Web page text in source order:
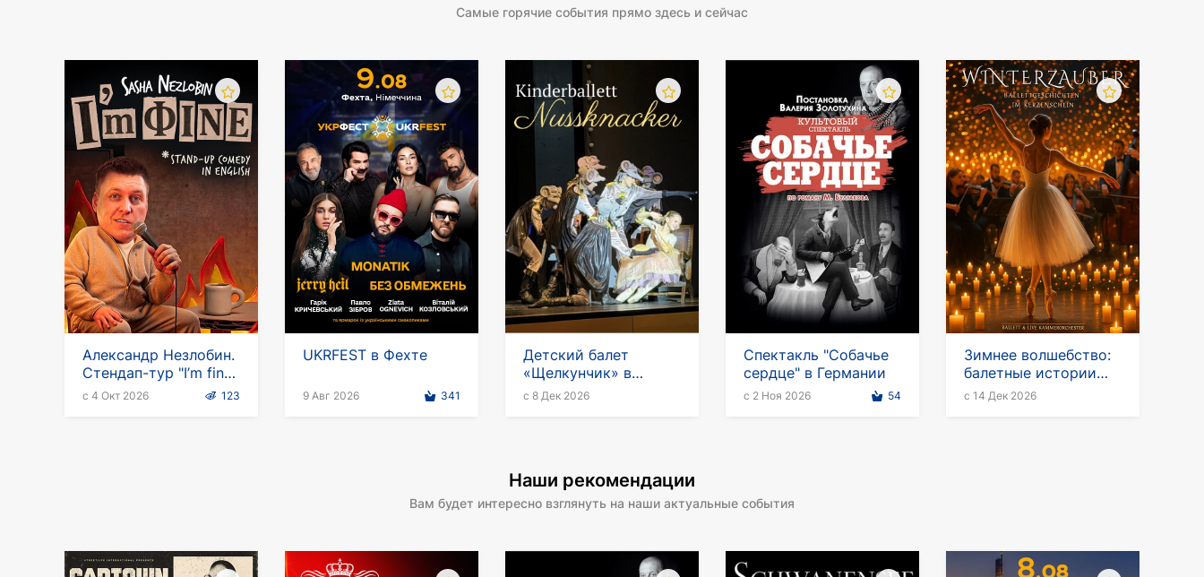
легендарного артиста – это музыка, которую можно слушать снова и снова.
Самые горячие события прямо здесь и сейчас
Александр Незлобин.
Стендап-тур "I’m fine"
на английском языке
с 4 Окт 2026 123
UKRFEST в Фехте
9 Авг 2026 341
Детский балет
«Щелкунчик» в
Германии
с 8 Дек 2026
Спектакль "Собачье
сердце" в Германии
с 2 Ноя 2026 54
Зимнее волшебство:
балетные истории
при свечах с живым
с 14 Дек 2026
Наши рекомендации
Вам будет интересно взглянуть на наши актуальные события